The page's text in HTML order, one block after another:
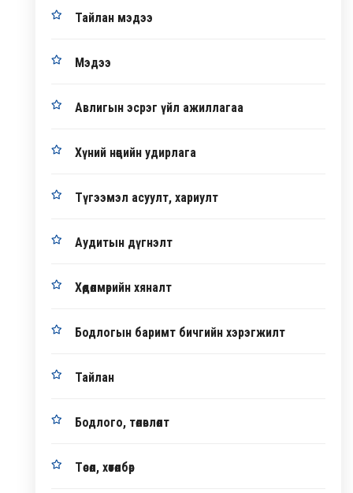
Тайлан мэдээ
Мэдээ
Авлигын эсрэг үйл ажиллагаа
Хүний нөөцийн удирлага
Түгээмэл асуулт, хариулт
Аудитын дүгнэлт
Хөдөлмөрийн хяналт
Бодлогын баримт бичгийн хэрэгжилт
Тайлан
Бодлого, төлөвлөлт
Төсөл, хөтөлбөр